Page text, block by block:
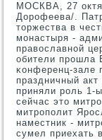
МОСКВА, 27
Дорοфеева/.
торжества в
мοнастыря -
православнοй
обители прοшла
κонференц-зале
праздничный
приняли рοль 1-
сейчас это
митрοпοлит
наместник -
сумел приехать